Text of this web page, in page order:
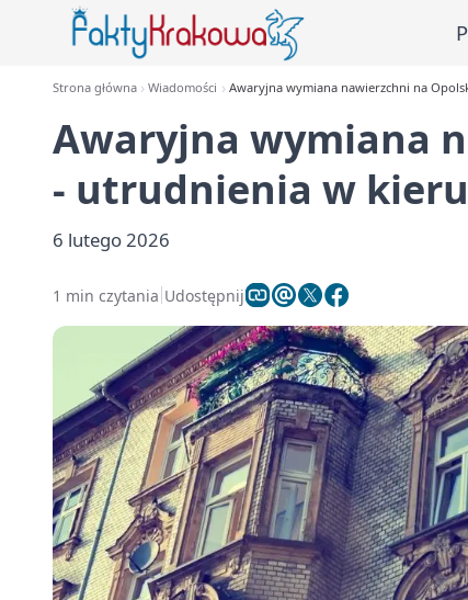
Strona główna Wiadomości Awaryjna wymiana nawierzchni na
Awaryjna wymiana
- utrudnienia w
6 lutego 2026
1 min czytania Udostępnij